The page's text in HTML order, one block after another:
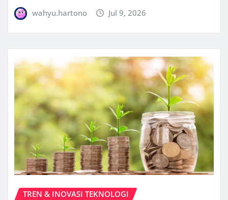
wahyu.hartono Jul 9, 2026
TREN & INOVASI TEKNOLOGI